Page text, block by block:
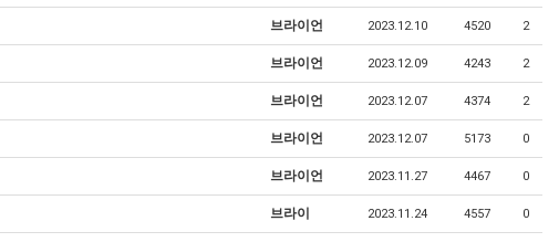
브라이언 2023.12.10 4520 2
브라이언 2023.12.09 4243 2
브라이언 2023.12.07 4374 2
브라이언 2023.12.07 5173 0
브라이언 2023.11.27 4467 0
브라이 2023.11.24 4557 0